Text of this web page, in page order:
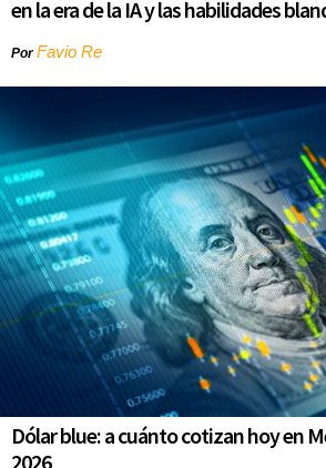
en la era de la IA y las habilidades
PorFavio Re
Dólar blue: a cuánto cotizan hoy en
2026